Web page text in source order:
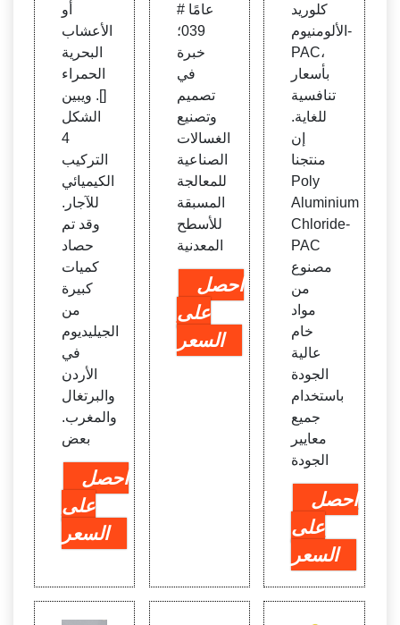
يوية ال
نموذج
ية و-
الهندا
وي
أو
الأعشاب
البحرية
الحمراء
[]. ويبين
الشكل
4
التركيب
الكيميائي
للآجار.
وقد تم
حصاد
كميات
كبيرة
من
الجيليديوم
في
الأردن
والبرتغال
والمغرب.
بعض
احصل
على
السعر
عامًا #
039؛
خبرة
في
تصميم
وتصنيع
الغسالات
الصناعية
للمعالجة
المسبقة
للأسطح
المعدنية
احصل
على
السعر
مياه ال
صناعي
ة
كلوريد
الألومنيوم-
PAC،
بأسعار
تنافسية
للغاية.
إن
منتجنا
Poly
Aluminium
Chloride-
PAC
مصنوع
من
مواد
خام
عالية
الجودة
باستخدام
جميع
معايير
الجودة
احصل
على
السعر